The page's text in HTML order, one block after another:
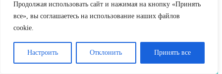
Продолжая использовать сайт и нажимая на кнопку «Принять
все», вы соглашаетесь на использование наших файлов
cookie.
Настроить Отклонить Принять все
Новости компаний
транспортных рисков